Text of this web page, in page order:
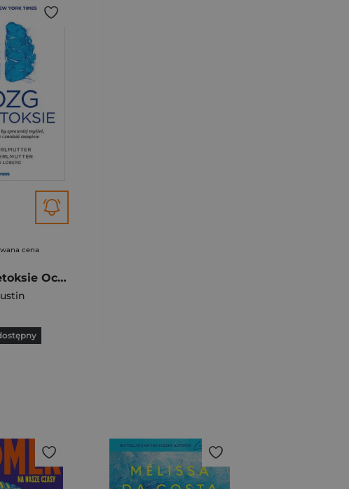
cena
Mózg na detoksie Oczyść swój umysł, by sprawniej myśleć, wzmocnić relacje i znaleźć szczęście